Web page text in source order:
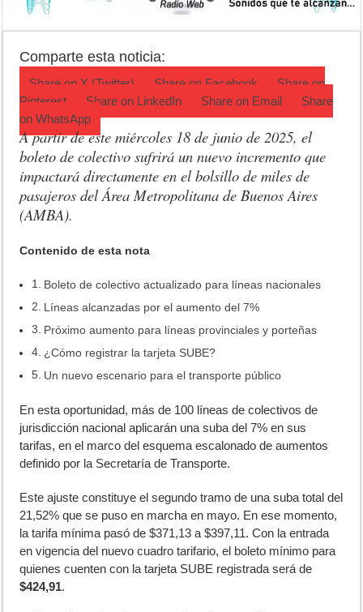
Jubilación en Argentina: qué requisitos exige ANSES para acceder al
Cédulas de identidad: residentes uruguayos avanzan con su
Comparte esta noticia:
Share on X (Twitter) Share on Facebook
Share on
Pinterest
Share on LinkedIn Share on Email
Share
onWhatsApp
A partir de este miércoles 18 de junio de 2025, el
boleto de colectivo sufrirá un nuevo incremento que
impactará directamente en el bolsillo de miles de
pasajeros del Área Metropolitana de Buenos Aires
(AMBA).
Contenido de esta nota
Boleto de colectivo actualizado para líneas nacionales
Líneas alcanzadas por el aumento del 7%
Próximo aumento para líneas provinciales y porteñas
¿Cómo registrar la tarjeta SUBE?
Un nuevo escenario para el transporte público
En esta oportunidad, más de 100 líneas de colectivos de
jurisdicción nacional aplicarán una suba del 7% en sus
tarifas, en el marco del esquema escalonado de aumentos
definido por la Secretaría de Transporte.
Este ajuste constituye el segundo tramo de una suba total del
21,52% que se puso en marcha en mayo. En ese momento,
la tarifa mínima pasó de $371,13 a $397,11. Con la entrada
en vigencia del nuevo cuadro tarifario, el boleto mínimo para
quienes cuenten con la tarjeta SUBE registrada será de
$424,91.